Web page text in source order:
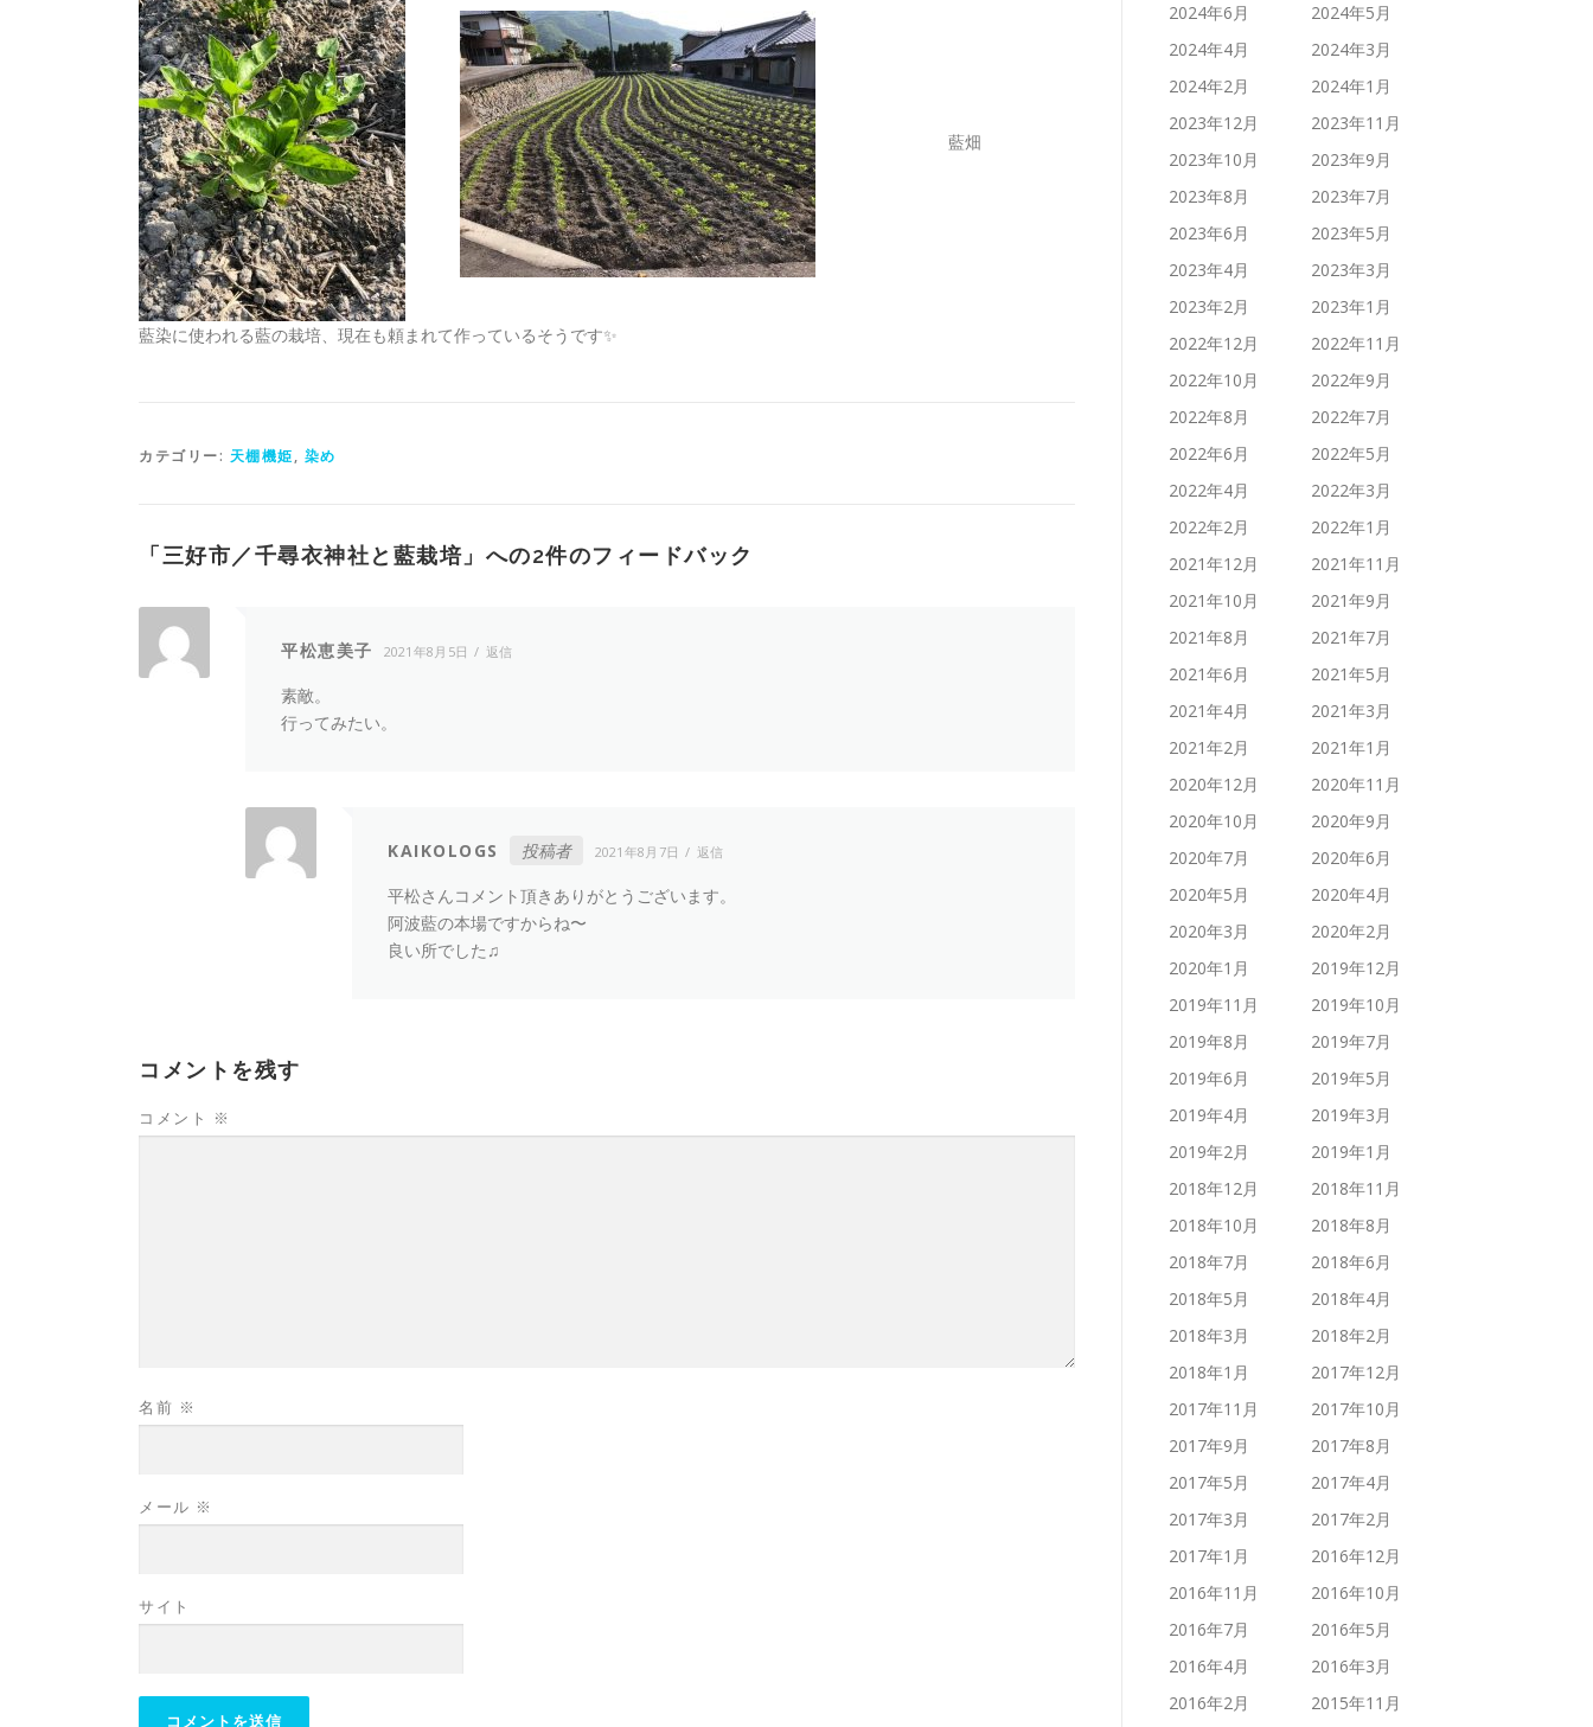
藍畑
藍染に使われる藍の栽培、現在も頼まれて作っているそうです✨
カテゴリー: 天棚機姫, 染め
「 三好市／千尋衣神社と藍栽培 」への2件のフィードバック
平松恵美子 2021年8月5日 返信
素敵。
行ってみたい。
KAIKOLOGS 投稿者 2021年8月7日 返信
平松さんコメント頂きありがとうございます。
阿波藍の本場ですからね〜
良い所でした♫
コメントを残す
コメント ※
名前 ※
メール ※
サイト
2024年6月
2024年5月
2024年4月
2024年3月
2024年2月
2024年1月
2023年12月
2023年11月
2023年10月
2023年9月
2023年8月
2023年7月
2023年6月
2023年5月
2023年4月
2023年3月
2023年2月
2023年1月
2022年12月
2022年11月
2022年10月
2022年9月
2022年8月
2022年7月
2022年6月
2022年5月
2022年4月
2022年3月
2022年2月
2022年1月
2021年12月
2021年11月
2021年10月
2021年9月
2021年8月
2021年7月
2021年6月
2021年5月
2021年4月
2021年3月
2021年2月
2021年1月
2020年12月
2020年11月
2020年10月
2020年9月
2020年7月
2020年6月
2020年5月
2020年4月
2020年3月
2020年2月
2020年1月
2019年12月
2019年11月
2019年10月
2019年8月
2019年7月
2019年6月
2019年5月
2019年4月
2019年3月
2019年2月
2019年1月
2018年12月
2018年11月
2018年10月
2018年8月
2018年7月
2018年6月
2018年5月
2018年4月
2018年3月
2018年2月
2018年1月
2017年12月
2017年11月
2017年10月
2017年9月
2017年8月
2017年5月
2017年4月
2017年3月
2017年2月
2017年1月
2016年12月
2016年11月
2016年10月
2016年7月
2016年5月
2016年4月
2016年3月
2016年2月
2015年11月